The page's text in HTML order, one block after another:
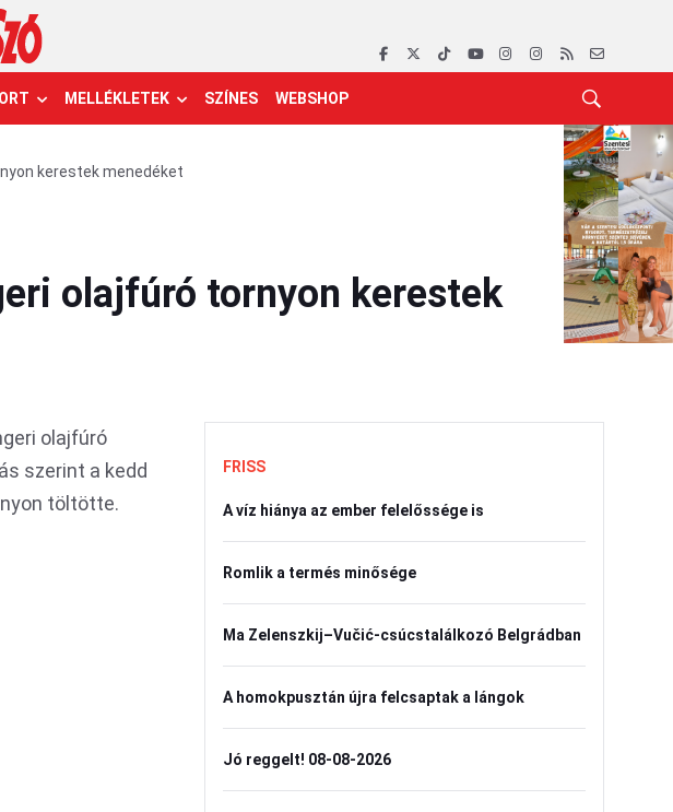
MELLÉKLETEK SZÍNES WEBSHOP
kerestek menedéket
olajfúró tornyon kerestek
olajfúró
szerint a kedd
töltötte.
FRISS
A víz hiánya az ember felelőssége is
Romlik a termés minősége
Ma Zelenszkij–Vučić-csúcstalálkozó Belgrádban
A homokpusztán újra felcsaptak a lángok
Jó reggelt! 08-08-2026